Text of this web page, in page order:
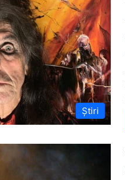
Știri